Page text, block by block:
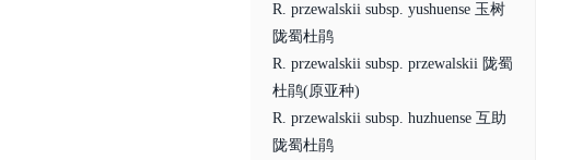
R. przewalskii subsp. yushuense 玉树
陇蜀杜鹃
R. przewalskii subsp. przewalskii 陇蜀
杜鹃(原亚种)
R. przewalskii subsp. huzhuense 互助
陇蜀杜鹃